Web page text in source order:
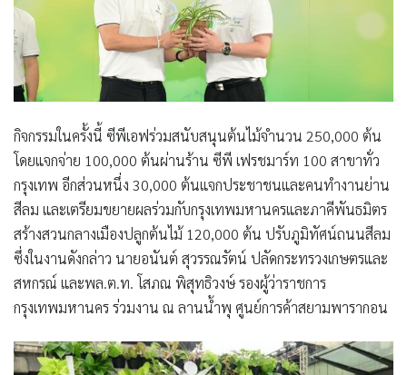
กิจกรรมในครั้งนี้ ซีพีเอฟร่วมสนับสนุนต้นไม้จำนวน 250,000 ต้น
โดยแจกจ่าย 100,000 ต้นผ่านร้าน ซีพี เฟรชมาร์ท 100 สาขาทั่ว
กรุงเทพ อีกส่วนหนึ่ง 30,000 ต้นแจกประชาชนและคนทำงานย่าน
สีลม และเตรียมขยายผลร่วมกับกรุงเทพมหานครและภาคีพันธมิตร
สร้างสวนกลางเมืองปลูกต้นไม้ 120,000 ต้น ปรับภูมิทัศน์ถนนสีลม
ซึ่งในงานดังกล่าว นายอนันต์ สุวรรณรัตน์ ปลัดกระทรวงเกษตรและ
สหกรณ์ และพล.ต.ท. โสภณ พิสุทธิวงษ์ รองผู้ว่าราชการ
กรุงเทพมหานคร ร่วมงาน ณ ลานน้ำพุ ศูนย์การค้าสยามพารากอน